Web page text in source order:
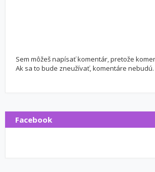
Sem môžeš napísať komentár, pretože
Ak sa to bude zneužívať, komentáre nebudú.
Facebook